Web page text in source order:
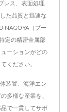
レス、表面処理
た品質と迅速な
NAGOYA（ブー
定の精密金属部
ーションがどの
ください。
装置、海洋エン
多様な産業を、
で一貫してサポ